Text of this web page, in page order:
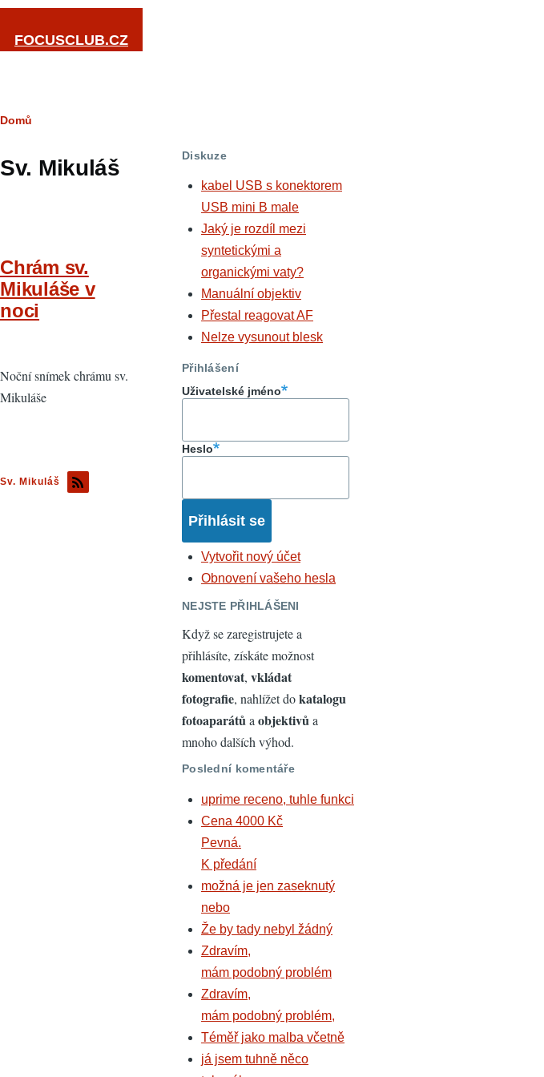
Přejít k hlavnímu obsahu
FOCUSCLUB.CZ
Drobečková
Domů
Sv. Mikuláš
Chrám sv.
Mikuláše v
noci
Noční snímek chrámu sv.
Mikuláše
Sv. Mikuláš
Diskuze
kabel USB s konektorem
USB mini B male
Jaký je rozdíl mezi
syntetickými a
organickými vaty?
Manuální objektiv
Přestal reagovat AF
Nelze vysunout blesk
Přihlášení
Uživatelské jméno
Heslo
Vytvořit nový účet
Obnovení vašeho hesla
NEJSTE PŘIHLÁŠENI
Když se zaregistrujete a
přihlásíte, získáte možnost
komentovat, vkládat
fotografie, nahlížet dokatalogu
fotoaparátůa objektivůa
mnoho dalších výhod.
Poslední komentáře
uprime receno, tuhle funkci
Cena 4000 Kč
Pevná.
K předání
možná je jen zaseknutý
nebo
Že by tady nebyl žádný
Zdravím,
mám podobný problém
Zdravím,
mám podobný problém,
Téměř jako malba včetně
já jsem tuhně něco